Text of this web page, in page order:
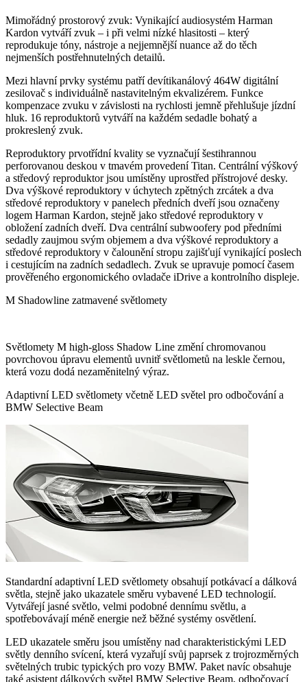
Mimořádný prostorový zvuk: Vynikající audiosystém Harman
Kardon vytváří zvuk – i při velmi nízké hlasitosti – který
reprodukuje tóny, nástroje a nejjemnější nuance až do těch
nejmenších postřehnutelných detailů.
Mezi hlavní prvky systému patří devítikanálový 464W digitální
zesilovač s individuálně nastavitelným ekvalizérem. Funkce
kompenzace zvuku v závislosti na rychlosti jemně přehlušuje jízdní
hluk. 16 reproduktorů vytváří na každém sedadle bohatý a
prokreslený zvuk.
Reproduktory prvotřídní kvality se vyznačují šestihrannou
perforovanou deskou v tmavém provedení Titan. Centrální výškový
a středový reproduktor jsou umístěny uprostřed přístrojové desky.
Dva výškové reproduktory v úchytech zpětných zrcátek a dva
středové reproduktory v panelech předních dveří jsou označeny
logem Harman Kardon, stejně jako středové reproduktory v
obložení zadních dveří. Dva centrální subwoofery pod předními
sedadly zaujmou svým objemem a dva výškové reproduktory a
středové reproduktory v čalounění stropu zajišťují vynikající poslech
i cestujícím na zadních sedadlech. Zvuk se upravuje pomocí časem
prověřeného ergonomického ovladače iDrive a kontrolního displeje.
M Shadowline zatmavené světlomety
Světlomety M high-gloss Shadow Line změní chromovanou
povrchovou úpravu elementů uvnitř světlometů na leskle černou,
která vozu dodá nezaměnitelný výraz.
Adaptivní LED světlomety včetně LED světel pro odbočování a
BMW Selective Beam
Standardní adaptivní LED světlomety obsahují potkávací a dálková
světla, stejně jako ukazatele směru vybavené LED technologií.
Vytvářejí jasné světlo, velmi podobné dennímu světlu, a
spotřebovávají méně energie než běžné systémy osvětlení.
LED ukazatele směru jsou umístěny nad charakteristickými LED
světly denního svícení, která vyzařují svůj paprsek z trojrozměrných
světelných trubic typických pro vozy BMW. Paket navíc obsahuje
také asistent dálkových světel BMW Selective Beam, odbočovací